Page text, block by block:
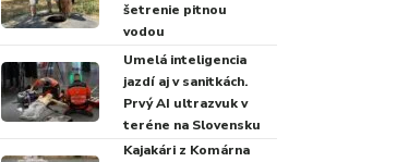
šetrenie pitnou
vodou
Umelá inteligencia
jazdí aj v sanitkách.
Prvý AI ultrazvuk v
teréne na Slovensku
Kajakári z Komárna